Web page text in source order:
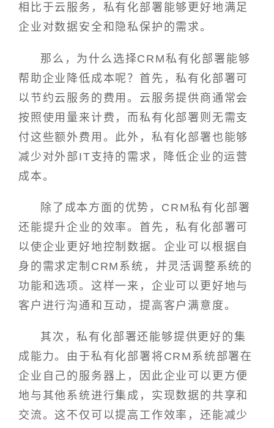
相比于云服务，私有化部署能够更好地满足
企业对数据安全和隐私保护的需求。
那么，为什么选择CRM私有化部署能够
帮助企业降低成本呢？首先，私有化部署可
以节约云服务的费用。云服务提供商通常会
按照使用量来计费，而私有化部署则无需支
付这些额外费用。此外，私有化部署也能够
减少对外部IT支持的需求，降低企业的运营
成本。
除了成本方面的优势，CRM私有化部署
还能提升企业的效率。首先，私有化部署可
以使企业更好地控制数据。企业可以根据自
身的需求定制CRM系统，并灵活调整系统的
功能和选项。这样一来，企业可以更好地与
客户进行沟通和互动，提高客户满意度。
其次，私有化部署还能够提供更好的集
成能力。由于私有化部署将CRM系统部署在
企业自己的服务器上，因此企业可以更方便
地与其他系统进行集成，实现数据的共享和
交流。这不仅可以提高工作效率，还能减少